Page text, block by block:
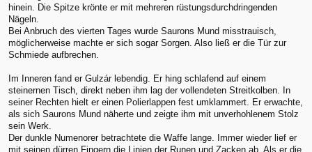
hinein. Die Spitze krönte er mit mehreren rüstungsdurchdringenden
Nägeln.
Bei Anbruch des vierten Tages wurde Saurons Mund misstrauisch,
möglicherweise machte er sich sogar Sorgen. Also ließ er die Tür zur
Schmiede aufbrechen.
Im Inneren fand er Gulzár lebendig. Er hing schlafend auf einem
steinernen Tisch, direkt neben ihm lag der vollendeten Streitkolben. In
seiner Rechten hielt er einen Polierlappen fest umklammert. Er erwachte,
als sich Saurons Mund näherte und zeigte ihm mit unverhohlenem Stolz
sein Werk.
Der dunkle Numenorer betrachtete die Waffe lange. Immer wieder lief er
mit seinen dürren Fingern die Linien der Runen und Zacken ab. Als er die